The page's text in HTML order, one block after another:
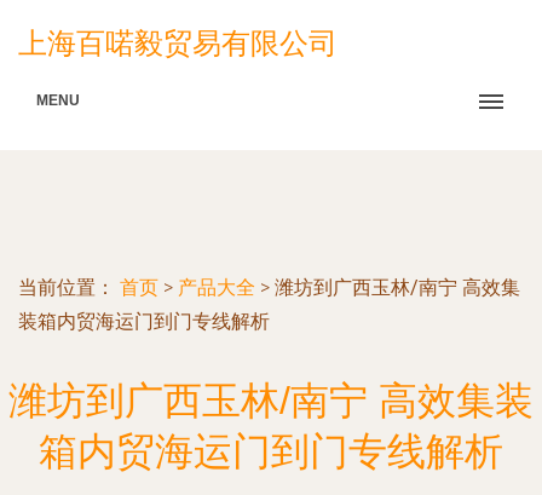
上海百喏毅贸易有限公司
MENU
当前位置： 首页 > 产品大全 > 潍坊到广西玉林/南宁 高效集
装箱内贸海运门到门专线解析
潍坊到广西玉林/南宁 高效集装
箱内贸海运门到门专线解析